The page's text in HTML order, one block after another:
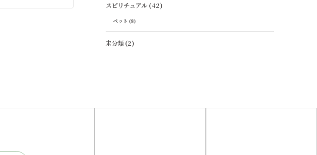
スピリチュアル(42)
ペット (8)
未分類(2)